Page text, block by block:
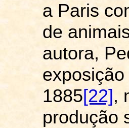
a Paris
de
autora,
1885[22] ,
produção